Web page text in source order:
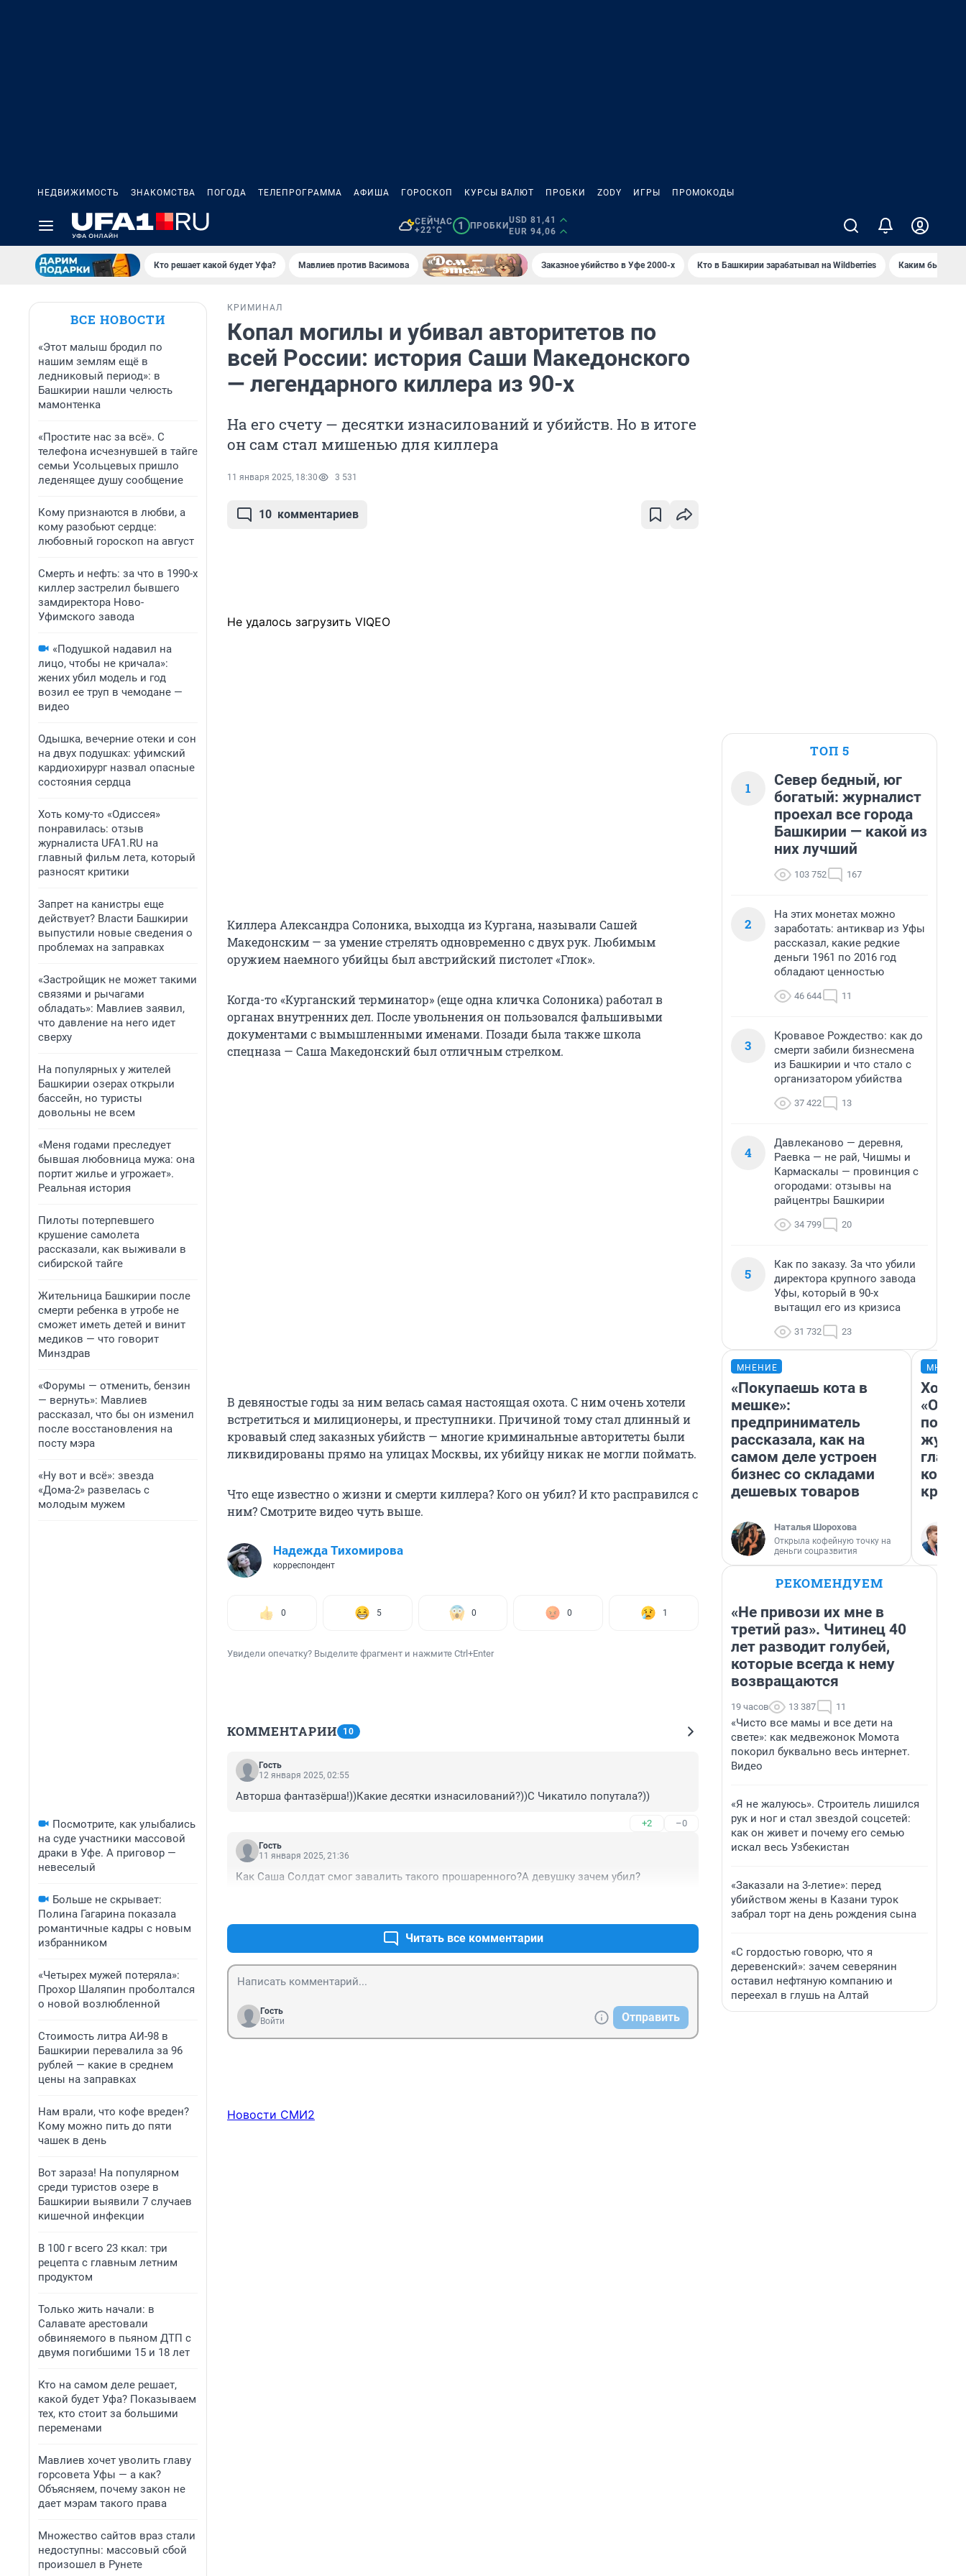
НЕДВИЖИМОСТЬ ЗНАКОМСТВА ПОГОДА ТЕЛЕПРОГРАММА АФИША ГОРОСКОП КУРСЫ ВАЛЮТ ПРОБКИ ZODY ИГРЫ ПРОМОКОДЫ
СЕЙЧАС
+22°C
1 ПРОБКИ
USD 81,41
EUR 94,06
Кто решает какой будет Уфа? Мавлиев против Васимова Заказное убийство в Уфе 2000-х Кто в Башкирии зарабатывал на Wildberries Каким было
ВСЕ НОВОСТИ
«Этот малыш бродил по
нашим землям ещё в
ледниковый период»: в
Башкирии нашли челюсть
мамонтенка
«Простите нас за всё». С
телефона исчезнувшей в тайге
семьи Усольцевых пришло
леденящее душу сообщение
Кому признаются в любви, а
кому разобьют сердце:
любовный гороскоп на август
Смерть и нефть: за что в 1990-х
киллер застрелил бывшего
замдиректора Ново-
Уфимского завода
«Подушкой надавил на
лицо, чтобы не кричала»:
жених убил модель и год
возил ее труп в чемодане —
видео
Одышка, вечерние отеки и сон
на двух подушках: уфимский
кардиохирург назвал опасные
состояния сердца
Хоть кому-то «Одиссея»
понравилась: отзыв
журналиста UFA1.RU на
главный фильм лета, который
разносят критики
Запрет на канистры еще
действует? Власти Башкирии
выпустили новые сведения о
проблемах на заправках
«Застройщик не может такими
связями и рычагами
обладать»: Мавлиев заявил,
что давление на него идет
сверху
На популярных у жителей
Башкирии озерах открыли
бассейн, но туристы
довольны не всем
«Меня годами преследует
бывшая любовница мужа: она
портит жилье и угрожает».
Реальная история
Пилоты потерпевшего
крушение самолета
рассказали, как выживали в
сибирской тайге
Жительница Башкирии после
смерти ребенка в утробе не
сможет иметь детей и винит
медиков — что говорит
Минздрав
«Форумы — отменить, бензин
— вернуть»: Мавлиев
рассказал, что бы он изменил
после восстановления на
посту мэра
«Ну вот и всё»: звезда
«Дома-2» развелась с
молодым мужем
Посмотрите, как улыбались
на суде участники массовой
драки в Уфе. А приговор —
невеселый
Больше не скрывает:
Полина Гагарина показала
романтичные кадры с новым
избранником
«Четырех мужей потеряла»:
Прохор Шаляпин проболтался
о новой возлюбленной
Стоимость литра АИ-98 в
Башкирии перевалила за 96
рублей — какие в среднем
цены на заправках
Нам врали, что кофе вреден?
Кому можно пить до пяти
чашек в день
Вот зараза! На популярном
среди туристов озере в
Башкирии выявили 7 случаев
кишечной инфекции
В 100 г всего 23 ккал: три
рецепта с главным летним
продуктом
Только жить начали: в
Салавате арестовали
обвиняемого в пьяном ДТП с
двумя погибшими 15 и 18 лет
Кто на самом деле решает,
какой будет Уфа? Показываем
тех, кто стоит за большими
переменами
Мавлиев хочет уволить главу
горсовета Уфы — а как?
Объясняем, почему закон не
дает мэрам такого права
Множество сайтов враз стали
недоступны: массовый сбой
произошел в Рунете
КРИМИНАЛ
Копал могилы и убивал авторитетов по
всей России: история Саши Македонского
— легендарного киллера из 90-х
На его счету — десятки изнасилований и убийств. Но в итоге
он сам стал мишенью для киллера
11 января 2025, 18:30 3 531
10 комментариев
Не удалось загрузить VIQEO
Киллера Александра Солоника, выходца из Кургана, называли Сашей
Македонским — за умение стрелять одновременно с двух рук. Любимым
оружием наемного убийцы был австрийский пистолет «Глок».
Когда-то «Курганский терминатор» (еще одна кличка Солоника) работал в
органах внутренних дел. После увольнения он пользовался фальшивыми
документами с вымышленными именами. Позади была также школа
спецназа — Саша Македонский был отличным стрелком.
В девяностые годы за ним велась самая настоящая охота. С ним очень хотели
встретиться и милиционеры, и преступники. Причиной тому стал длинный и
кровавый след заказных убийств — многие криминальные авторитеты были
ликвидированы прямо на улицах Москвы, их убийцу никак не могли поймать.
Что еще известно о жизни и смерти киллера? Кого он убил? И кто расправился с
ним? Смотрите видео чуть выше.
Надежда Тихомирова
корреспондент
0 5 0 0 1
Увидели опечатку? Выделите фрагмент и нажмите Ctrl+Enter
КОММЕНТАРИИ 10
Гость
12 января 2025, 02:55
Авторша фантазёрша!))Какие десятки изнасилований?))С Чикатило попутала?))
+2 –0
Гость
11 января 2025, 21:36
Как Саша Солдат смог завалить такого прошаренного?А девушку зачем убил?
Читать все комментарии
Гость
Войти
Отправить
Новости СМИ2
ТОП 5
1
Север бедный, юг
богатый: журналист
проехал все города
Башкирии — какой из
них лучший
103 752 167
2
На этих монетах можно
заработать: антиквар из Уфы
рассказал, какие редкие
деньги 1961 по 2016 год
обладают ценностью
46 644 11
3
Кровавое Рождество: как до
смерти забили бизнесмена
из Башкирии и что стало с
организатором убийства
37 422 13
4
Давлеканово — деревня,
Раевка — не рай, Чишмы и
Кармаскалы — провинция с
огородами: отзывы на
райцентры Башкирии
34 799 20
5
Как по заказу. За что убили
директора крупного завода
Уфы, который в 90-х
вытащил его из кризиса
31 732 23
МНЕНИЕ
«Покупаешь кота в
мешке»:
предприниматель
рассказала, как на
самом деле устроен
бизнес со складами
дешевых товаров
Наталья Шорохова
Открыла кофейную точку на
деньги соцразвития
Хоть
РЕКОМЕНДУЕМ
«Не привози их мне в
третий раз». Читинец 40
лет разводит голубей,
которые всегда к нему
возвращаются
19 часов 13 387 11
«Чисто все мамы и все дети на
свете»: как медвежонок Момота
покорил буквально весь интернет.
Видео
«Я не жалуюсь». Строитель лишился
рук и ног и стал звездой соцсетей:
как он живет и почему его семью
искал весь Узбекистан
«Заказали на 3-летие»: перед
убийством жены в Казани турок
забрал торт на день рождения сына
«С гордостью говорю, что я
деревенский»: зачем северянин
оставил нефтяную компанию и
переехал в глушь на Алтай